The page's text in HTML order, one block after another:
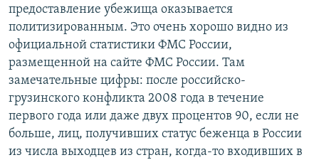
предоставление убежища оказывается
политизированным. Это очень хорошо видно из
официальной статистики ФМС России,
размещенной на сайте ФМС России. Там
замечательные цифры: после российско-
грузинского конфликта 2008 года в течение
первого года или даже двух процентов 90, если не
больше, лиц, получивших статус беженца в России
из числа выходцев из стран, когда-то входивших в